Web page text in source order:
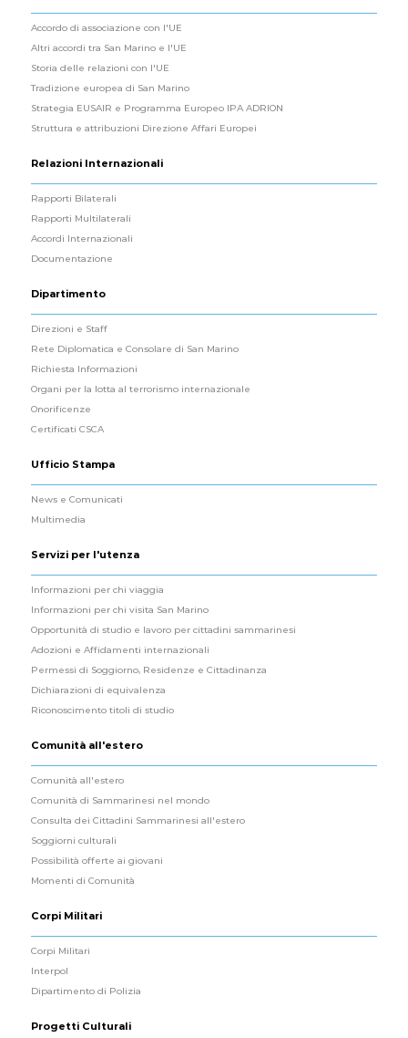
Accordo di associazione con l'UE
Altri accordi tra San Marino e l'UE
Storia delle relazioni con l'UE
Tradizione europea di San Marino
Strategia EUSAIR e Programma Europeo IPA ADRION
Struttura e attribuzioni Direzione Affari Europei
Relazioni Internazionali
Rapporti Bilaterali
Rapporti Multilaterali
Accordi Internazionali
Documentazione
Dipartimento
Direzioni e Staff
Rete Diplomatica e Consolare di San Marino
Richiesta Informazioni
Organi per la lotta al terrorismo internazionale
Onorificenze
Certificati CSCA
Ufficio Stampa
News e Comunicati
Multimedia
Servizi per l'utenza
Informazioni per chi viaggia
Informazioni per chi visita San Marino
Opportunità di studio e lavoro per cittadini sammarinesi
Adozioni e Affidamenti internazionali
Permessi di Soggiorno, Residenze e Cittadinanza
Dichiarazioni di equivalenza
Riconoscimento titoli di studio
Comunità all'estero
Comunità all'estero
Comunità di Sammarinesi nel mondo
Consulta dei Cittadini Sammarinesi all'estero
Soggiorni culturali
Possibilità offerte ai giovani
Momenti di Comunità
Corpi Militari
Corpi Militari
Interpol
Dipartimento di Polizia
Progetti Culturali